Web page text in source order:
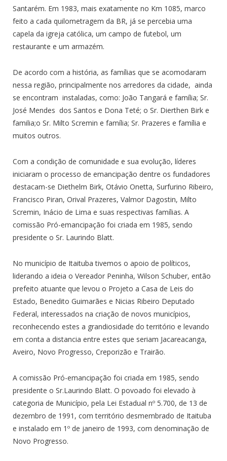
Santarém. Em 1983, mais exatamente no Km 1085, marco
feito a cada quilometragem da BR, já se percebia uma
capela da igreja católica, um campo de futebol, um
restaurante e um armazém.
De acordo com a história, as famílias que se acomodaram
nessa região, principalmente nos arredores da cidade, ainda
se encontram instaladas, como: João Tangará e família; Sr.
José Mendes dos Santos e Dona Teté; o Sr. Dierthen Birk e
familia;o Sr. Milto Scremin e família; Sr. Prazeres e família e
muitos outros.
Com a condição de comunidade e sua evolução, líderes
iniciaram o processo de emancipação dentre os fundadores
destacam-se Diethelm Birk, Otávio Onetta, Surfurino Ribeiro,
Francisco Piran, Orival Prazeres, Valmor Dagostin, Milto
Scremin, Inácio de Lima e suas respectivas famílias. A
comissão Pró-emancipação foi criada em 1985, sendo
presidente o Sr. Laurindo Blatt.
No município de Itaituba tivemos o apoio de políticos,
liderando a ideia o Vereador Peninha, Wilson Schuber, então
prefeito atuante que levou o Projeto a Casa de Leis do
Estado, Benedito Guimarães e Nicias Ribeiro Deputado
Federal, interessados na criação de novos municípios,
reconhecendo estes a grandiosidade do território e levando
em conta a distancia entre estes que seriam Jacareacanga,
Aveiro, Novo Progresso, Creporizão e Trairão.
A comissão Pró-emancipação foi criada em 1985, sendo
presidente o Sr.Laurindo Blatt. O povoado foi elevado à
categoria de Município, pela Lei Estadual nº 5.700, de 13 de
dezembro de 1991, com território desmembrado de Itaituba
e instalado em 1º de janeiro de 1993, com denominação de
Novo Progresso.